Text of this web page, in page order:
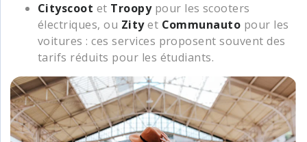
Cityscoot et Troopypour les scooters
électriques, ou Zityet Communauto pour les
voitures : ces services proposent souvent des
tarifs réduits pour les étudiants.